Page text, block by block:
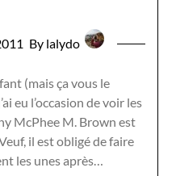
By lalydo
(mais ça vous le
eu l’occasion de voir les
McPhee M. Brown est
il est obligé de faire
les unes après…